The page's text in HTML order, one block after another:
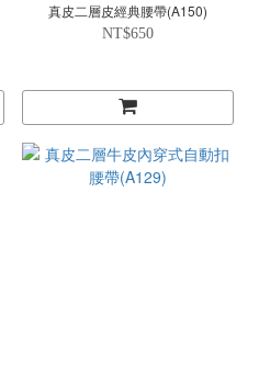
真皮二層皮經典腰帶(A150)
NT$650